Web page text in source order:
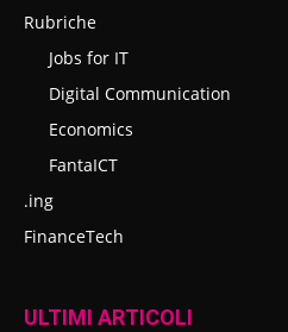
Rubriche
Jobs for IT
Digital Communication
Economics
FantaICT
.ing
FinanceTech
ULTIMI ARTICOLI